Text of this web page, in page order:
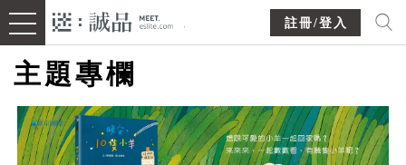
註冊/登入
主題專欄